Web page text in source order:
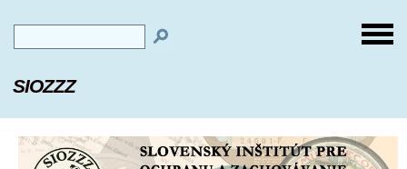
SIOZZZ